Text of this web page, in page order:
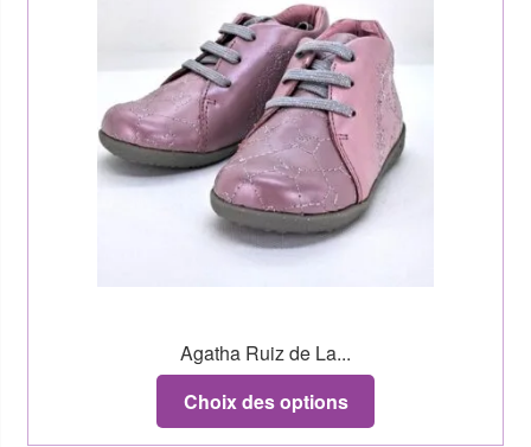
Agatha Ruiz de La...
Choix des options